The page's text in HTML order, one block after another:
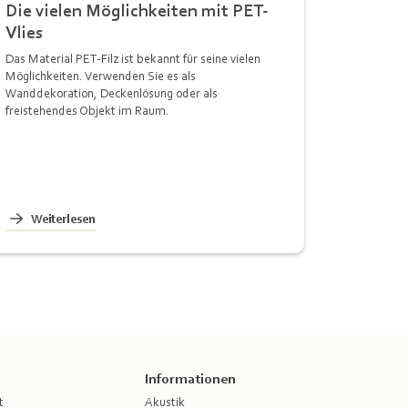
Die vielen Möglichkeiten mit PET-
Vlies
Das Material PET-Filz ist bekannt für seine vielen
Möglichkeiten. Verwenden Sie es als
Wanddekoration, Deckenlösung oder als
freistehendes Objekt im Raum.
Weiterlesen
Informationen
Akustik